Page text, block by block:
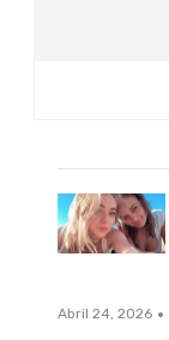
Abril 24, 2026 ·